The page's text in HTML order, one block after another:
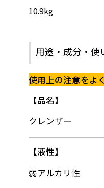
10.9kg
用途・成分・使
使用上の注意をよ
品名
クレンザー
液性
弱アルカリ性